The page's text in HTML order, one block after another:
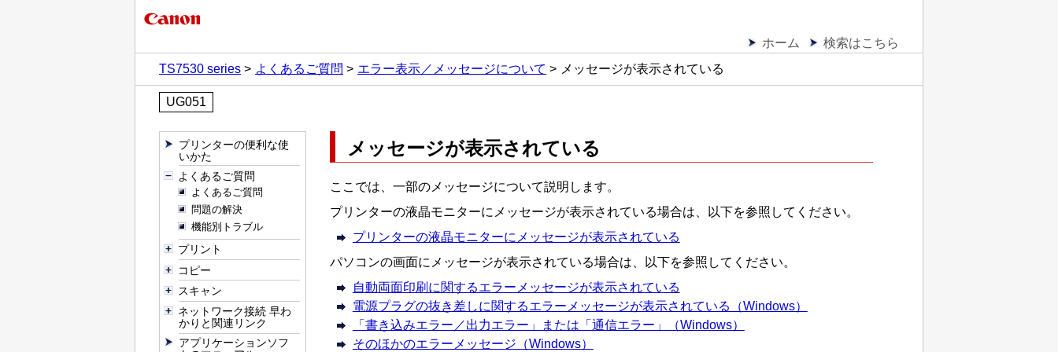
ホーム
検索はこちら
TS7530 series
よくあるご質問 エラー表示／メッセージについて メッセージが表示されている
UG051
プリンターの便利な使
いかた
よくあるご質問
よくあるご質問
問題の解決
機能別トラブル
プリント
コピー
スキャン
ネットワーク接続 早わ
かりと関連リンク
アプリケーションソフ
メッセージが表示されている
ここでは、一部のメッセージについて説明します。
プリンターの液晶モニターにメッセージが表示されている場合は、以下を参照してください。
プリンターの液晶モニターにメッセージが表示されている
パソコンの画面にメッセージが表示されている場合は、以下を参照してください。
自動両面印刷に関するエラーメッセージが表示されている
電源プラグの抜き差しに関するエラーメッセージが表示されている（Windows）
「書き込みエラー／出力エラー」または「通信エラー」（Windows）
そのほかのエラーメッセージ（Windows）